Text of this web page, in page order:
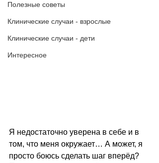
Полезные советы
Клинические случаи - взрослые
Клинические случаи - дети
Интересное
Я недостаточно уверена в себе и в
том, что меня окружает… А может, я
просто боюсь сделать шаг вперёд?